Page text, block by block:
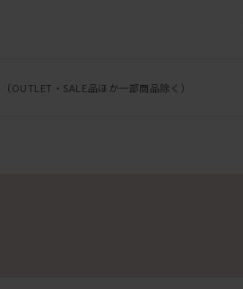
（OUTLET・SALE品ほか一部商品除く）